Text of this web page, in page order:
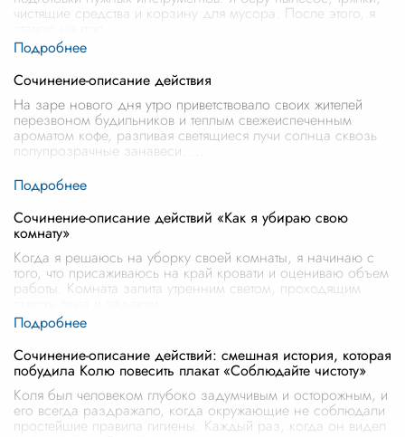
чистящие средства и корзину для мусора. После этого, я
Сочинение-описание действия
На заре нового дня утро приветствовало своих жителей
перезвоном будильников и теплым свежеиспеченным
ароматом кофе, разливая светящиеся лучи солнца сквозь
полупрозрачные занавеси.
Сочинение-описание действий «Как я убираю свою
комнату»
Когда я решаюсь на уборку своей комнаты, я начинаю с
того, что присаживаюсь на край кровати и оцениваю объем
работы. Комната залита утренним светом, проходящим
Сочинение-описание действий: смешная история, которая
побудила Колю повесить плакат «Соблюдайте чистоту»
Коля был человеком глубоко задумчивым и осторожным, и
его всегда раздражало, когда окружающие не соблюдали
простейшие правила гигиены. Каждый раз, когда он видел